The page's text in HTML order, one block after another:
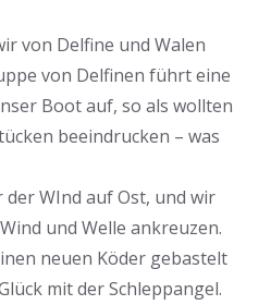
von Delfine und Walen
von Delfinen führt eine
Boot auf, so als wollten
beeindrucken – was
WInd auf Ost, und wir
und Welle ankreuzen.
neuen Köder gebastelt
mit der Schleppangel.